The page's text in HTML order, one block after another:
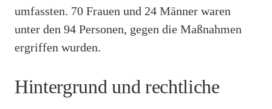
umfassten. 70 Frauen und 24 Männer waren
unter den 94 Personen, gegen die Maßnahmen
ergriffen wurden.
Hintergrund und rechtliche